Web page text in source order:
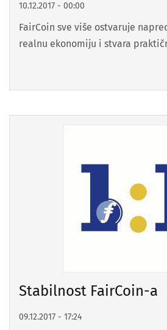
10.12.2017 - 00:00
FairCoin sve više ostvaruje
realnu ekonomiju i stvara
Stabilnost FairCoin-a
09.12.2017 - 17:24